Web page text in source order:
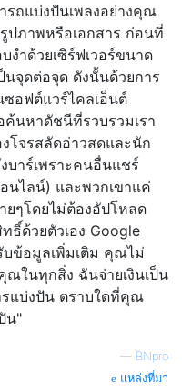
ถแบ่งปันเพลงอย่างคุณ
ปภาพหรือเอกสาร ก่อนที่
งำด้วยเซิร์ฟเวอร์ขนาด
จุดต่อจุด ดังนั้นด้วยการ
อฟต์แวร์ไคลเอ็นต์
ค้นหาดัชนีที่รวบรวมเรา
โจรสลัดอ่าวสดและนัก
าร์เพราะคนอื่นแชร์
นไลน์) และพวกเขาแค่
ยๆโดยไม่ต้องอัปโหลด
ธิ์ด้วยตัวเอง Google
บข้อมูลเพิ่มเติม คุณไม่
ณในทุกสิ่ง ฉันจ่ายเงินเป็น
แบ่งปัน ตราบใดที่คุณ
น"
— BNpro
แหล่งที่มา